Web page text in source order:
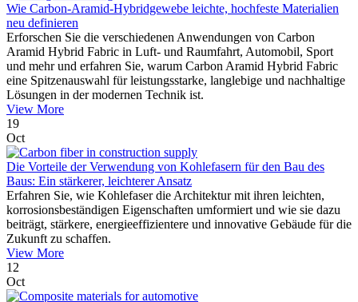
Wie Carbon-Aramid-Hybridgewebe leichte, hochfeste Materialien
neu definieren
Erforschen Sie die verschiedenen Anwendungen von Carbon
Aramid Hybrid Fabric in Luft- und Raumfahrt, Automobil, Sport
und mehr und erfahren Sie, warum Carbon Aramid Hybrid Fabric
eine Spitzenauswahl für leistungsstarke, langlebige und nachhaltige
Lösungen in der modernen Technik ist.
View More
19
Oct
Die Vorteile der Verwendung von Kohlefasern für den Bau des
Baus: Ein stärkerer, leichterer Ansatz
Erfahren Sie, wie Kohlefaser die Architektur mit ihren leichten,
korrosionsbeständigen Eigenschaften umformiert und wie sie dazu
beiträgt, stärkere, energieeffizientere und innovative Gebäude für die
Zukunft zu schaffen.
View More
12
Oct